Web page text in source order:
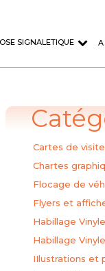
SIGNALETIQUE A
format sur adhésif vinyle
Cartes de visite
Chartes
Flocage de
Flyers et
Habillage
Habillage
IIlustrations et